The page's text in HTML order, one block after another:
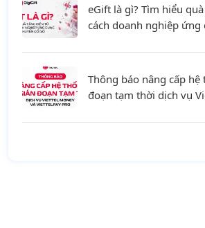
eGift là gì? Tìm hiểu
cách doanh nghiệp
Thông báo nâng cấp hệ
đoạn tạm thời dịch vụ